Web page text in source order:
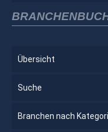
Übersicht
Suche
Branchen nach